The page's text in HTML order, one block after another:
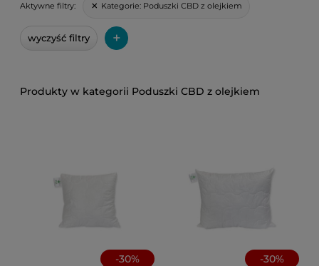
Aktywne filtry: Kategorie: Poduszki CBD z olejkiem
wyczyść filtry +
Poduszki CBD z olejkiem
-30% -30%